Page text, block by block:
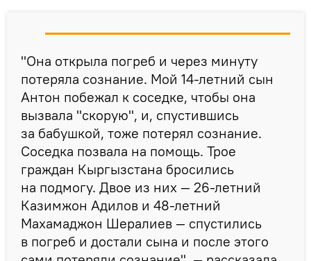
"Она открыла погреб и через минуту
потеряла сознание. Мой 14-летний сын
Антон побежал к соседке, чтобы она
вызвала "скорую", и, спустившись
за бабушкой, тоже потерял сознание.
Соседка позвала на помощь. Трое
граждан Кыргызстана бросились
на подмогу. Двое из них — 26-летний
Казимжон Адилов и 48-летний
Махамаджон Шералиев — спустились
в погреб и достали сына и после этого